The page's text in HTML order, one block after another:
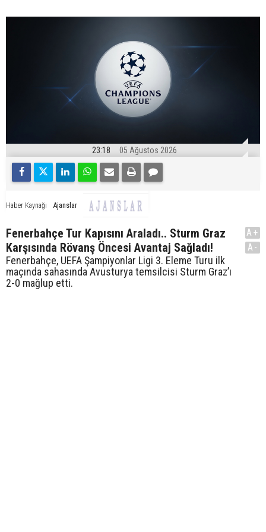
23:18 05 Ağustos 2026
Haber Kaynağı Ajanslar
Fenerbahçe Tur Kapısını Araladı.. Sturm Graz
Karşısında Rövanş Öncesi Avantaj Sağladı!
Fenerbahçe, UEFA Şampiyonlar Ligi 3. Eleme Turu ilk
maçında sahasında Avusturya temsilcisi Sturm Graz’ı
2-0 mağlup etti.
A+
A-